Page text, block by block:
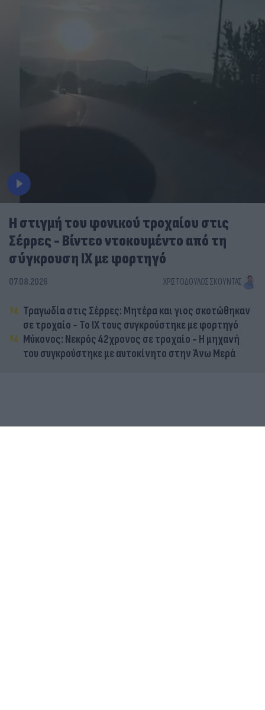
Η στιγμή του φονικού τροχαίου στις
Σέρρες - Βίντεο ντοκουμέντο από τη
σύγκρουση ΙΧ με φορτηγό
07.08.2026 ΧΡΙΣΤΌΔΟΥΛΟΣ ΣΚΟΎΝΤΑΣ
Τραγωδία στις Σέρρες: Μητέρα και γιος σκοτώθηκαν
σε τροχαίο - Το ΙΧ τους συγκρούστηκε με φορτηγό
Μύκονος: Νεκρός 42χρονος σε τροχαίο - Η μηχανή
του συγκρούστηκε με αυτοκίνητο στην Άνω Μερά